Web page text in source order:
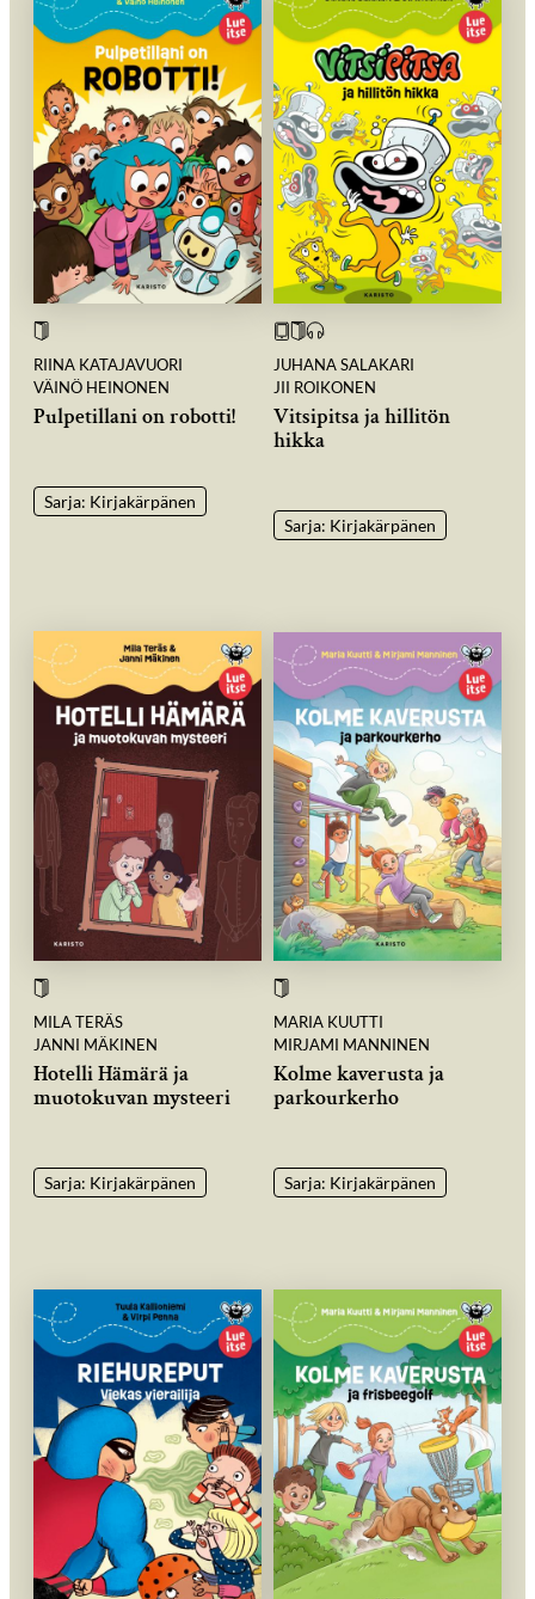
RIINA KATAJAVUORI
VÄINÖ HEINONEN
Pulpetillani on robotti!
Sarja: Kirjakärpänen
JUHANA SALAKARI
JII ROIKONEN
Vitsipitsa ja hillitön
hikka
Sarja: Kirjakärpänen
MILA TERÄS
JANNI MÄKINEN
Hotelli Hämärä ja
muotokuvan mysteeri
Sarja: Kirjakärpänen
MARIA KUUTTI
MIRJAMI MANNINEN
Kolme kaverusta ja
parkourkerho
Sarja: Kirjakärpänen